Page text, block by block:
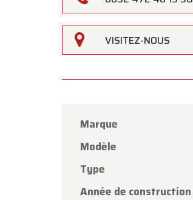
VISITEZ-NOUS
Marque
Modèle
Type
Année de construction